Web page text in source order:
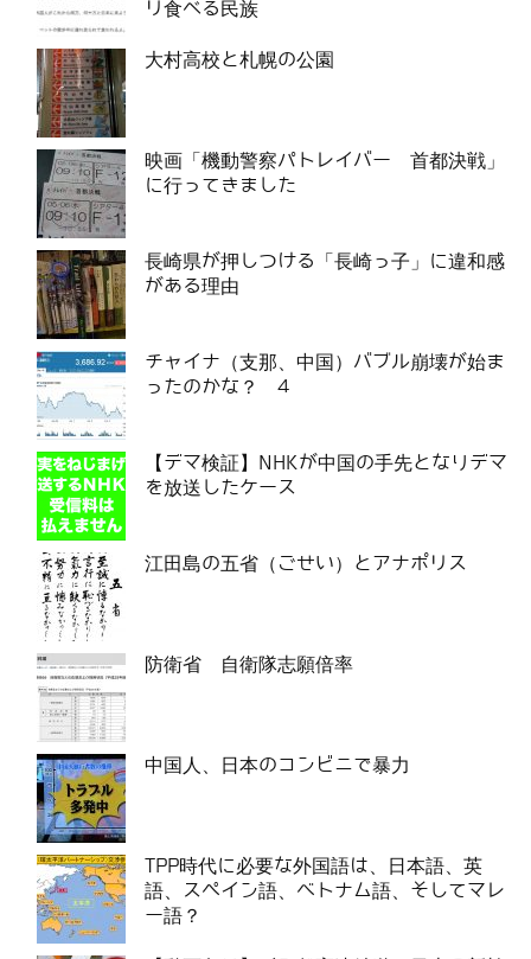
リ食べる民族
大村高校と札幌の公園
映画「機動警察パトレイバー 首都決戦」
に行ってきました
長崎県が押しつける「長崎っ子」に違和感
がある理由
チャイナ（支那、中国）バブル崩壊が始ま
ったのかな？ 4
【デマ検証】NHKが中国の手先となりデマ
を放送したケース
江田島の五省（ごせい）とアナポリス
防衛省 自衛隊志願倍率
中国人、日本のコンビニで暴力
TPP時代に必要な外国語は、日本語、英
語、スペイン語、ベトナム語、そしてマレ
ー語？